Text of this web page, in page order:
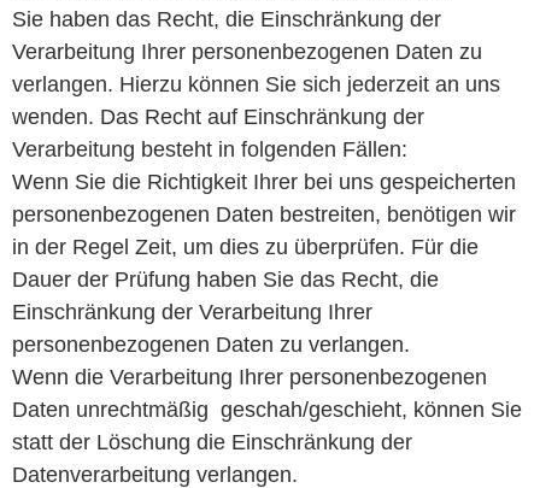
Sie haben das Recht, die Einschränkung der
Verarbeitung Ihrer personenbezogenen Daten zu
verlangen. Hierzu können Sie sich jederzeit an uns
wenden. Das Recht auf Einschränkung der
Verarbeitung besteht in folgenden Fällen:
Wenn Sie die Richtigkeit Ihrer bei uns gespeicherten
personenbezogenen Daten bestreiten, benötigen wir
in der Regel Zeit, um dies zu überprüfen. Für die
Dauer der Prüfung haben Sie das Recht, die
Einschränkung der Verarbeitung Ihrer
personenbezogenen Daten zu verlangen.
Wenn die Verarbeitung Ihrer personenbezogenen
Daten unrechtmäßig geschah/geschieht, können Sie
statt der Löschung die Einschränkung der
Datenverarbeitung verlangen.